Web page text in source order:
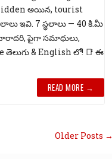
అయిన, tourist
ఇవి. 7 స్థలాలు — 40 కి.మీ
పైగా సమాధులు,
తెలుగు & English లో! 📑 ఈ
READ MORE →
Older Posts →